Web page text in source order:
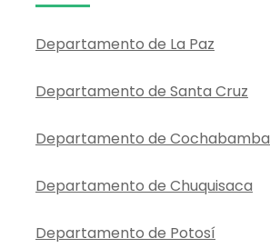
Departamento de La Paz
Departamento de Santa Cruz
Departamento de Cochabamba
Departamento de Chuquisaca
Departamento de Potosí